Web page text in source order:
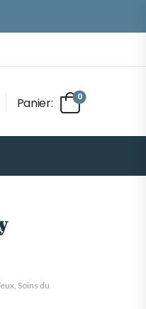
Panier: 0
, Soins du